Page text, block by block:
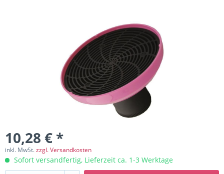
10,28 € *
inkl. MwSt.zzgl. Versandkosten
Sofort versandfertig, Lieferzeit ca. 1-3 Werktage